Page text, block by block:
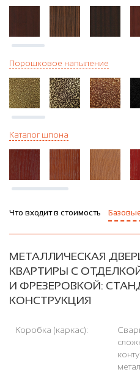
Порошковое напыление
Каталог шпона
Что входит в стоимость
МЕТАЛЛИЧЕСКАЯ
КВАРТИРЫ С
И ФРЕЗЕРОВКОЙ:
КОНСТРУКЦИЯ
Коробка (каркас):